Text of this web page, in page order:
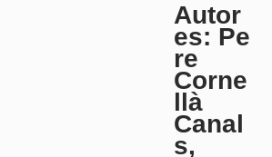
Autor
es: Pe
re
Corne
llà
Canal
s,